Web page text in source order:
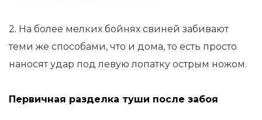
2. На более мелких бойнях свиней забивают
теми же способами, что и дома, то есть просто
наносят удар под левую лопатку острым ножом.
Первичная разделка туши после забоя